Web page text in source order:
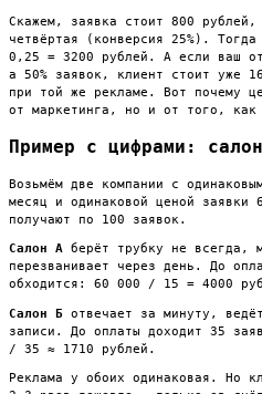
Скажем, заявка стоит 800
четвёртая (конверсия 25%).
0,25 = 3200 рублей. А если ваш
а 50% заявок, клиент стоит уже
при той же рекламе. Вот почему
от маркетинга, но и от того, как
Пример с цифрами:
Возьмём две компании с
месяц и одинаковой ценой заявки
получают по 100 заявок.
Салон А берёт трубку не всегда,
перезванивает через день. До
обходится: 60 000 / 15 = 4000
Салон Б отвечает за минуту,
записи. До оплаты доходит 35
/ 35 ≈ 1710 рублей.
Реклама у обоих одинаковая. Но